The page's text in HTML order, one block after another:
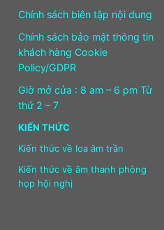
Chính sách biên tập nội dung
Chính sách bảo mật thông tin
khách hàng Cookie
Policy/GDPR
Giờ mở cửa : 8 am – 6 pm Từ
thứ 2 – 7
KIẾN THỨC
Kiến thức về loa âm trần
Kiến thức về âm thanh phòng
họp hội nghị